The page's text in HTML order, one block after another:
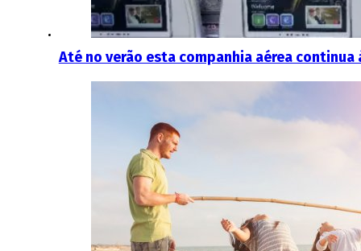
Até no verão esta companhia aérea